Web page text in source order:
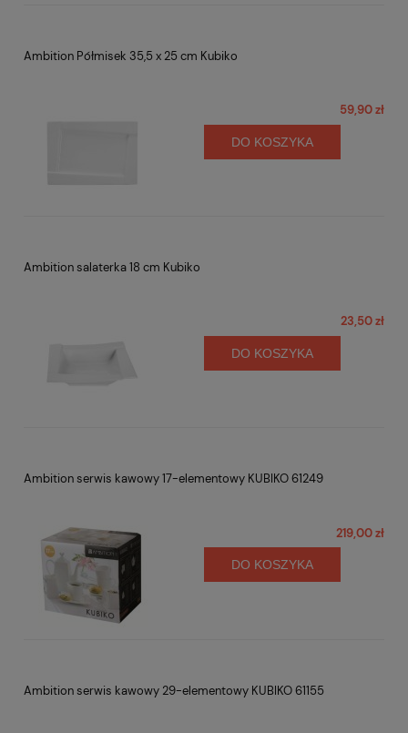
Ambition Półmisek 35,5 x 25 cm Kubiko
59,90 zł
DO KOSZYKA
Ambition salaterka 18 cm Kubiko
23,50 zł
DO KOSZYKA
Ambition serwis kawowy 17-elementowy KUBIKO 61249
219,00 zł
DO KOSZYKA
Ambition serwis kawowy 29-elementowy KUBIKO 61155